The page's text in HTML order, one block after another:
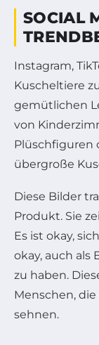
SOCIAL
Instagram,
Kuscheltiere
gemütlichen
von
Plüschfiguren
übergroße
Diese Bilder
Produkt. Sie
Es ist okay,
okay, auch als
zu haben.
Menschen,
sehnen.